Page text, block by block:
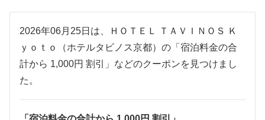
2026年06月25日は、ＨＯＴＥＬ ＴＡＶＩＮＯＳ Ｋ
ｙｏｔｏ（ホテルタビノス京都）の「宿泊料金の合
計から 1,000円 割引」などのクーポンを見つけまし
た。